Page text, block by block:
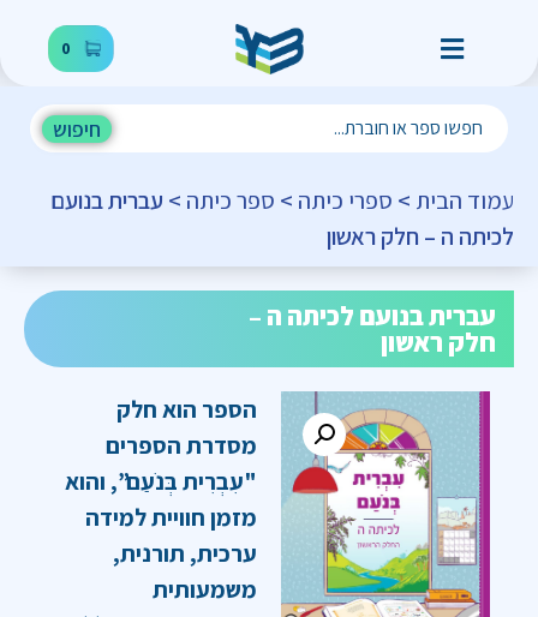
0
חיפוש
עמוד הבית > ספרי כיתה > ספר כיתה > עברית בנועם
לכיתה ה – חלק ראשון
עברית בנועם לכיתה ה –
חלק ראשון
הספר הוא חלק
מסדרת הספרים
"עִבְרִית בְּנֹעַם”, והוא
מזמן חוויית למידה
ערכית, תורנית,
משמעותית